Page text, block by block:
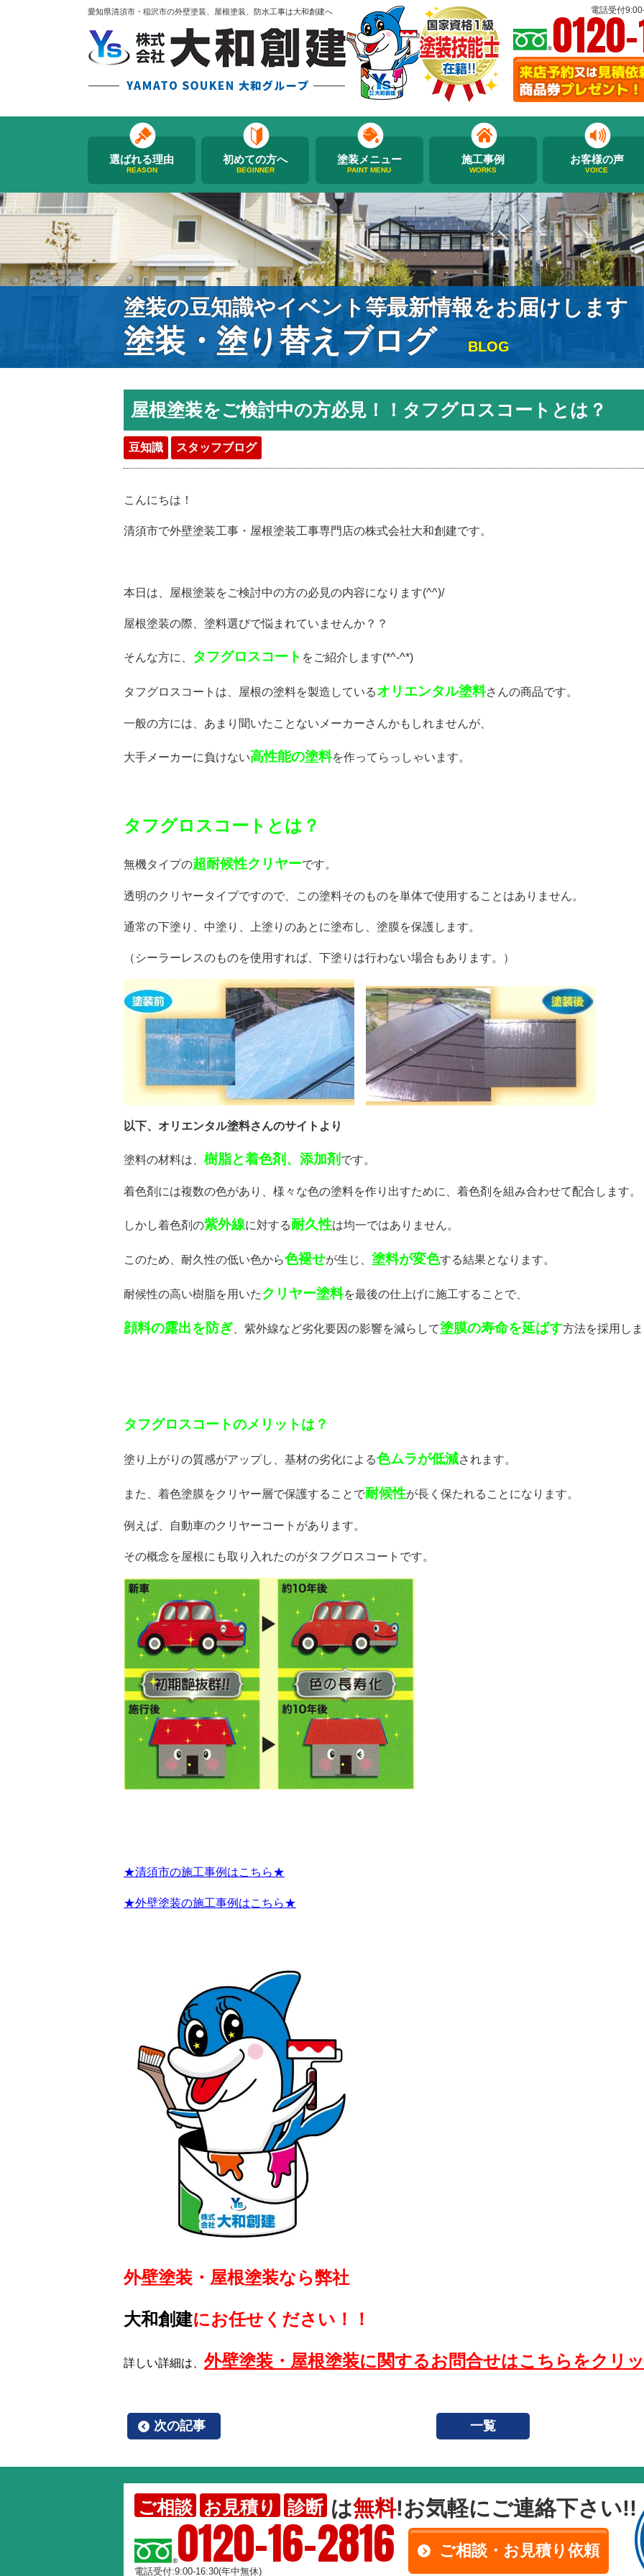
愛知県清須市・稲沢市の外壁塗装、屋根塗装、防水工事は大和創建へ 電話受付
選ばれる理由
REASON
初めての方へ
BEGINNER
塗装メニュー
PAINT MENU
施工事例
WORKS
お客様の声
VOICE
塗装の豆知識やイベント等最新情報をお届けします
塗装・塗り替えブログ BLOG
屋根塗装をご検討中の方必見！！タフグロスコートとは？
豆知識 スタッフブログ
こんにちは！
清須市で外壁塗装工事・屋根塗装工事専門店の株式会社大和創建です。
本日は、屋根塗装をご検討中の方の必見の内容になります(^^)/
屋根塗装の際、塗料選びで悩まれていませんか？？
そんな方に、 タフグロスコート をご紹介します(*^-^*)
タフグロスコートは、屋根の塗料を製造しているオリエンタル塗料さんの商品です。
一般の方には、あまり聞いたことないメーカーさんかもしれませんが、
大手メーカーに負けない高性能の塗料を作ってらっしゃいます。
タフグロスコートとは？
無機タイプの超耐候性クリヤーです。
透明のクリヤータイプですので、この塗料そのものを単体で使用することはありません。
通常の下塗り、中塗り、上塗りのあとに塗布し、塗膜を保護します。
（シーラーレスのものを使用すれば、下塗りは行わない場合もあります。）
以下、オリエンタル塗料さんのサイトより
塗料の材料は、 樹脂と着色剤、添加剤 です。
着色剤には複数の色があり、様々な色の塗料を作り出すために、着色剤を組み合わせて配合します。
しかし着色剤の紫外線に対する耐久性は均一ではありません。
このため、耐久性の低い色から色褪せが生じ、 塗料が変色する結果となります。
耐候性の高い樹脂を用いたクリヤー塗料を最後の仕上げに施工することで、
顔料の露出を防ぎ 、紫外線など劣化要因の影響を減らして塗膜の寿命を延ばす方法を採用し
タフグロスコートのメリットは？
塗り上がりの質感がアップし、基材の劣化による色ムラが低減されます。
また、着色塗膜をクリヤー層で保護することで耐候性が長く保たれることになります。
例えば、自動車のクリヤーコートがあります。
その概念を屋根にも取り入れたのがタフグロスコートです。
★清須市の施工事例はこちら★
★外壁塗装の施工事例はこちら★
外壁塗装・屋根塗装なら弊社
大和創建にお任せください！！
詳しい詳細は、 外壁塗装・屋根塗装に関するお問合せはこちらをクリ
次の記事 一覧
ご相談 お見積り 診断 は無料!お気軽にご連絡下さい!!
0120-16-2816
電話受付:9:00-16:30(年中無休)
ご相談・お見積り依頼